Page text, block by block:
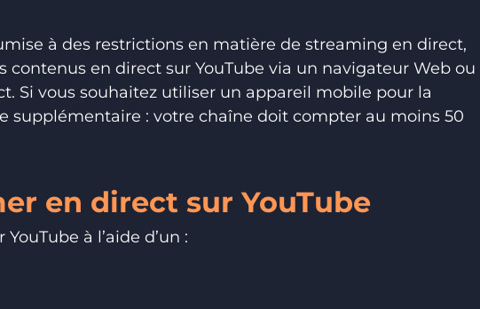
à des restrictions en matière de streaming en direct,
contenus en direct sur YouTube via un navigateur Web ou
Si vous souhaitez utiliser un appareil mobile pour la
supplémentaire : votre chaîne doit compter au moins 50
en direct sur YouTube
à l’aide d’un :